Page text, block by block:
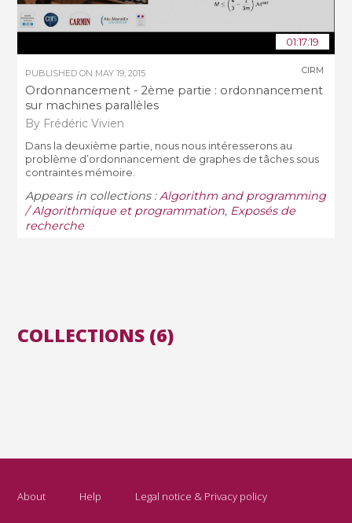
01:17:19
PUBLISHED ON MAY 19, 2015
Ordonnancement - 2ème partie : ordonnancement
sur machines parallèles
By Frédéric Vivien
CIRM
Dans la deuxième partie, nous nous intéresserons au
problème d’ordonnancement de graphes de tâches sous
contraintes mémoire.
Appears in collections :Algorithm and programming
/ Algorithmique et programmation, Exposés de
recherche
COLLECTIONS (6)
About Help Legal notice & Privacy policy